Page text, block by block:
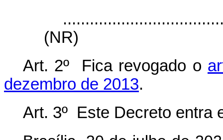
(NR)
Art. 2º Fica revogado o
dezembro de 2013.
Art. 3º Este Decreto entra